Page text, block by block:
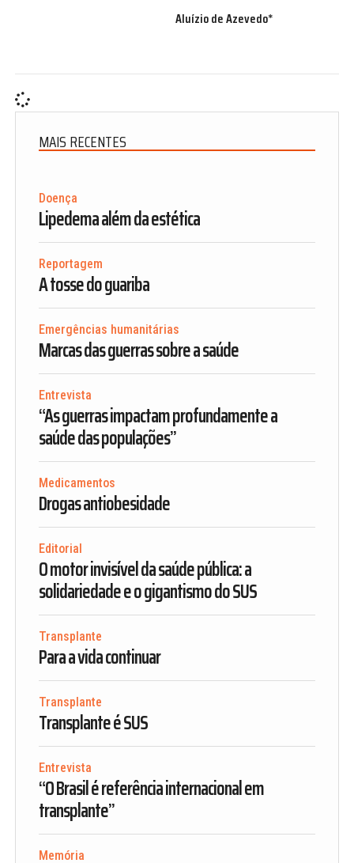
Aluízio de Azevedo*
MAIS RECENTES
Doença
Lipedema além da estética
Reportagem
A tosse do guariba
Emergências humanitárias
Marcas das guerras sobre a saúde
Entrevista
“As guerras impactam profundamente a
saúde das populações”
Medicamentos
Drogas antiobesidade
Editorial
O motor invisível da saúde pública: a
solidariedade e o gigantismo do SUS
Transplante
Para a vida continuar
Transplante
Transplante é SUS
Entrevista
“O Brasil é referência internacional em
transplante”
Memória